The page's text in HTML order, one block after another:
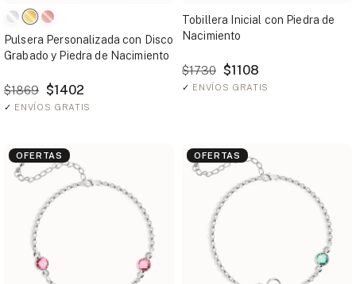
Pulsera Personalizada con Disco
Grabado y Piedra de Nacimiento
$1869 $1402
✓ ENVÍOS GRATIS
Tobillera Inicial con Piedra de
Nacimiento
$1730 $1108
✓ ENVÍOS GRATIS
OFERTAS OFERTAS